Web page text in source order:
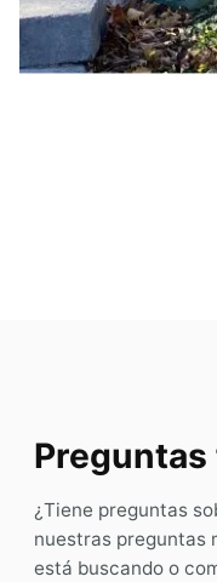
¿Tiene preguntas
nuestras preguntas
está buscando o